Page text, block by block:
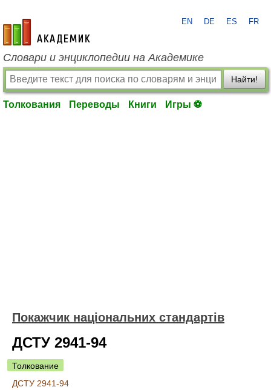
academic.ru
EN DE ES FR
Словари и энциклопедии на Академике
Найти!
Толкования Переводы Книги Игры ⚽
Покажчик національних стандартів
ДСТУ 2941-94
Толкование
ДСТУ 2941-94